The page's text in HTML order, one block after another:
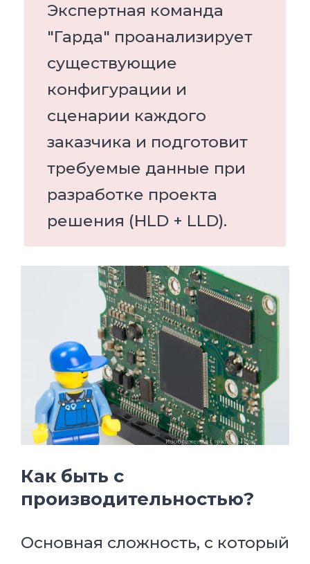
Экспертная команда
"Гарда" проанализирует
существующие
конфигурации и
сценарии каждого
заказчика и подготовит
требуемые данные при
разработке проекта
решения (HLD + LLD).
Как быть с
производительностью?
Основная сложность, с который